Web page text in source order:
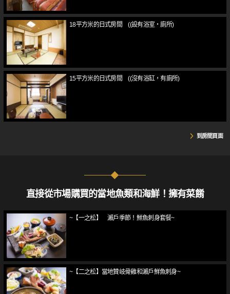
18平方米的日式房間 ((設有浴室・廁所)
15平方米的日式房間 ((沒有浴缸，有廁所)
到房間頁面
直接從市場購買的當地魚類和海鮮！擁有菜餚
~【一之松】 瀨戶季節！鮮魚刺身套餐~
~【二之松】當地贊岐骨雞和瀨戶鮮魚刺身~